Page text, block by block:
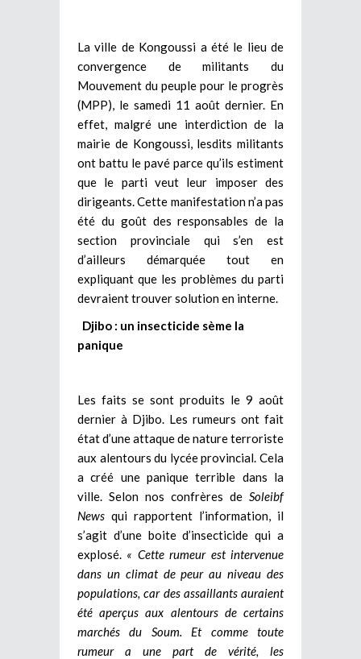
La ville de Kongoussi a été le lieu de
convergence de militants du
Mouvement du peuple pour le progrès
(MPP), le samedi 11 août dernier. En
effet, malgré une interdiction de la
mairie de Kongoussi, lesdits militants
ont battu le pavé parce qu’ils estiment
que le parti veut leur imposer des
dirigeants. Cette manifestation n’a pas
été du goût des responsables de la
section provinciale qui s’en est
d’ailleurs démarquée tout en
expliquant que les problèmes du parti
devraient trouver solution en interne.
Djibo : un insecticide sème la
panique
Les faits se sont produits le 9 août
dernier à Djibo. Les rumeurs ont fait
état d’une attaque de nature terroriste
aux alentours du lycée provincial. Cela
a créé une panique terrible dans la
ville. Selon nos confrères de Soleibf
News qui rapportent l’information, il
s’agit d’une boite d’insecticide qui a
explosé. « Cette rumeur est intervenue
dans un climat de peur au niveau des
populations, car des assaillants auraient
été aperçus aux alentours de certains
marchés du Soum. Et comme toute
rumeur a une part de vérité, les